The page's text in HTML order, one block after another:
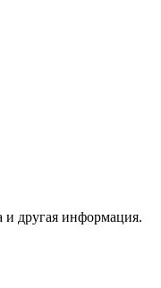
и другая информация.